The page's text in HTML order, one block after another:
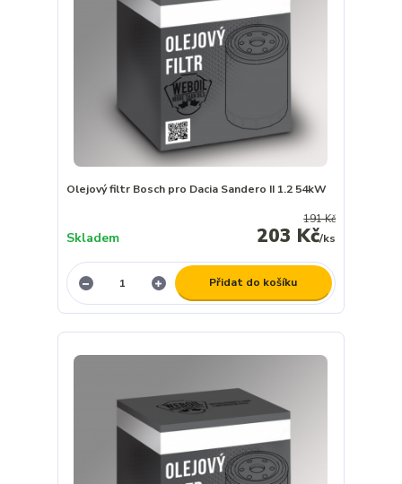
Olejový filtr Bosch pro Dacia Sandero II 1.2 54kW
191 Kč
203 Kč/ks
Skladem
Přidat do košíku